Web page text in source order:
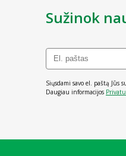
Sužinok
Siųsdami savo el. paštą
Daugiau informacijos